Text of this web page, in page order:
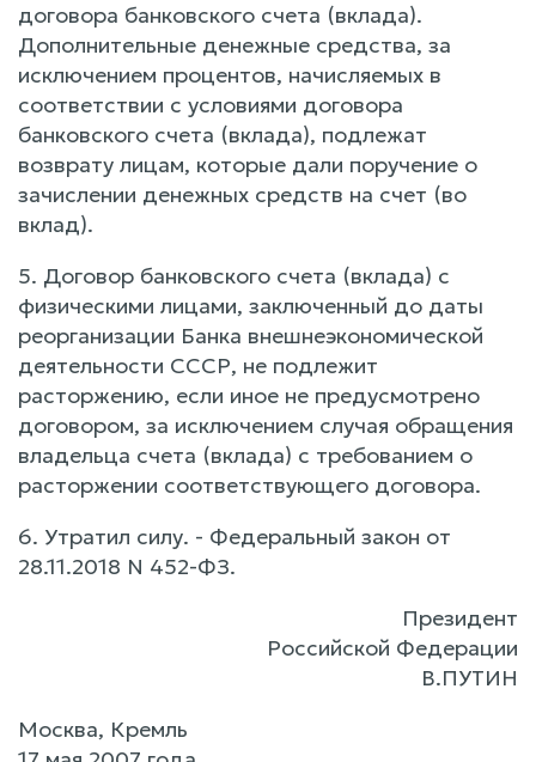
договора банковского счета (вклада).
Дополнительные денежные средства, за
исключением процентов, начисляемых в
соответствии с условиями договора
банковского счета (вклада), подлежат
возврату лицам, которые дали поручение о
зачислении денежных средств на счет (во
вклад).
5. Договор банковского счета (вклада) с
физическими лицами, заключенный до даты
реорганизации Банка внешнеэкономической
деятельности СССР, не подлежит
расторжению, если иное не предусмотрено
договором, за исключением случая обращения
владельца счета (вклада) с требованием о
расторжении соответствующего договора.
6. Утратил силу. - Федеральный закон от
28.11.2018 N 452-ФЗ.
Президент
Российской Федерации
В.ПУТИН
Москва, Кремль